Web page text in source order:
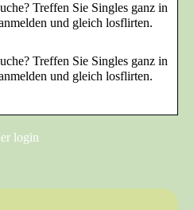
Treffen Sie Singles ganz in
und gleich losflirten.
Treffen Sie Singles ganz in
und gleich losflirten.
login